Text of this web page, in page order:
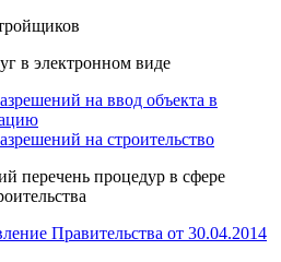
в электронном виде
на ввод объекта в
на строительство
перечень процедур в сфере
Правительства от 30.04.2014